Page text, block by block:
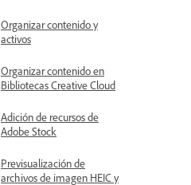
Organizar contenido y
activos
Organizar contenido en
Bibliotecas Creative Cloud
Adición de recursos de
Adobe Stock
Previsualización de
archivos de imagen HEIC y